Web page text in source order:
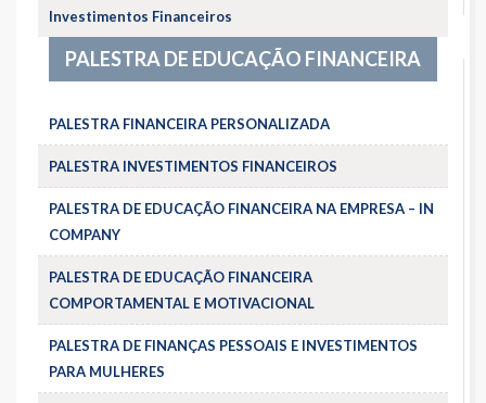
Investimentos Financeiros
PALESTRA DE EDUCAÇÃO FINANCEIRA
PALESTRA FINANCEIRA PERSONALIZADA
PALESTRA INVESTIMENTOS FINANCEIROS
PALESTRA DE EDUCAÇÃO FINANCEIRA NA EMPRESA – IN
COMPANY
PALESTRA DE EDUCAÇÃO FINANCEIRA
COMPORTAMENTAL E MOTIVACIONAL
PALESTRA DE FINANÇAS PESSOAIS E INVESTIMENTOS
PARA MULHERES